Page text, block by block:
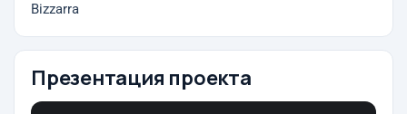
Bizzarra
Презентация проекта